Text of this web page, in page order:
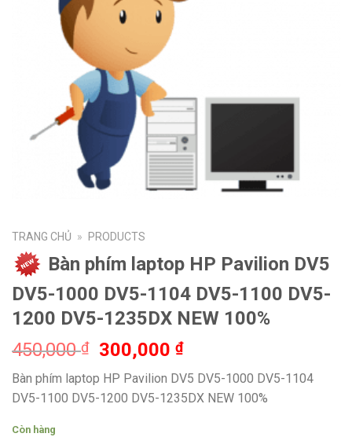
TRANG CHỦ » PRODUCTS
Bàn phím laptop HP Pavilion DV5
DV5-1000 DV5-1104 DV5-1100 DV5-
1200 DV5-1235DX NEW 100%
450,000₫ 300,000₫
Bàn phím laptop HP Pavilion DV5 DV5-1000 DV5-1104
DV5-1100 DV5-1200 DV5-1235DX NEW 100%
Còn hàng